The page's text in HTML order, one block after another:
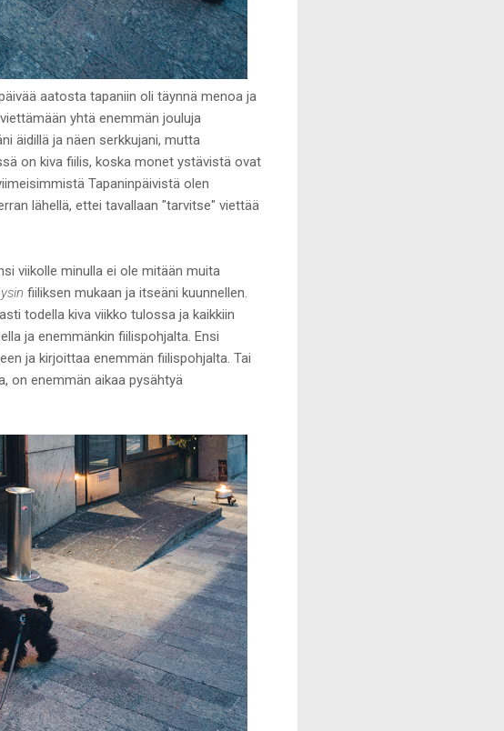
aatosta tapaniin oli täynnä menoa ja
yhtä enemmän jouluja
äidillä ja näen serkkujani, mutta
on kiva fiilis, koska monet ystävistä ovat
Tapaninpäivistä olen
lähellä, ettei tavallaan "tarvitse" viettää
viikolle minulla ei ole mitään muita
fiiliksen mukaan ja itseäni kuunnellen.
todella kiva viikko tulossa ja kaikkiin
ja enemmänkin fiilispohjalta. Ensi
ja kirjoittaa enemmän fiilispohjalta. Tai
on enemmän aikaa pysähtyä